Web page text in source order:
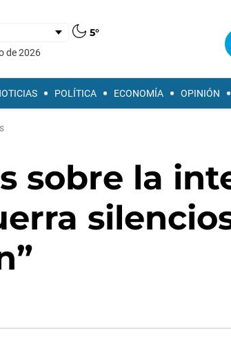
5°
de 2026
POLÍTICA ECONOMÍA OPINIÓN
sobre la